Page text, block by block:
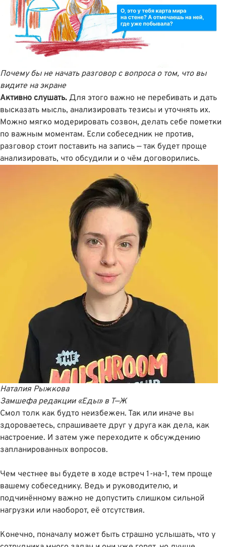
Почему бы не начать разговор с вопроса о том, что вы
видите на экране
Активно слушать. Для этого важно не перебивать и дать
высказать мысль, анализировать тезисы и уточнять их.
Можно мягко модерировать созвон, делать себе пометки
по важным моментам. Если собеседник не против,
разговор стоит поставить на запись — так будет проще
анализировать, что обсудили и о чём договорились.
Наталия Рыжкова
Замшефа редакции «Еды»в Т—Ж
Смол толк как будто неизбежен. Так или иначе вы
здороваетесь, спрашиваете друг у друга как дела, как
настроение. И затем уже переходите к обсуждению
запланированных вопросов.
Чем честнее вы будете в ходе встреч 1-на-1, тем проще
вашему собеседнику. Ведь и руководителю, и
подчинённому важно не допустить слишком сильной
нагрузки или наоборот, её отсутствия.
Конечно, поначалу может быть страшно услышать, что у